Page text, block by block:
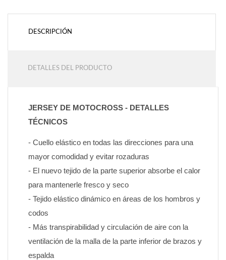
DESCRIPCIÓN
DETALLES DEL PRODUCTO
JERSEY DE MOTOCROSS - DETALLES
TÉCNICOS
- Cuello elástico en todas las direcciones para una
mayor comodidad y evitar rozaduras
- El nuevo tejido de la parte superior absorbe el calor
para mantenerle fresco y seco
- Tejido elástico dinámico en áreas de los hombros y
codos
- Más transpirabilidad y circulación de aire con la
ventilación de la malla de la parte inferior de brazos y
espalda